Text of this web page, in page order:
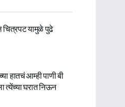
चित्रपट यामुळे पुढे
हातचं आम्ही पाणी बी
त्येंच्या घरात निऊन